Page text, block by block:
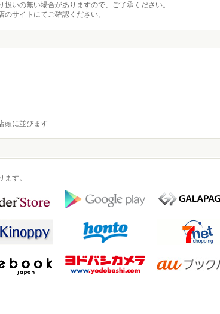
いの無い場合がありますので、ご了承ください。
サイトにてご確認ください。
頭に並びます
す。